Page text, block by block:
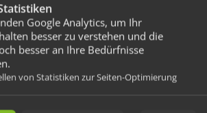
Weitere Artikel
Google Analytics, um Ihr
besser zu verstehen und die
besser an Ihre Bedürfnisse
von Statistiken zur Seiten-Optimierung